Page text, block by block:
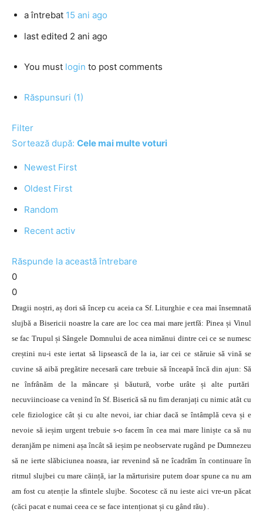
a întrebat 15 ani ago
last edited 2 ani ago
You must login to post comments
Răspunsuri (1)
Filter
Sortează după: Cele mai multe voturi
Newest First
Oldest First
Random
Recent activ
Răspunde la această întrebare
0
0
Dragii noștri, aș dori să încep cu aceia ca Sf. Liturghie e cea mai însemnată
slujbă a Bisericii noastre la care are loc cea mai mare jertfă: Pinea și Vinul
se fac Trupul și Sângele Domnului de acea nimănui dintre cei ce se numesc
creștini nu-i este iertat să lipsească de la ia, iar cei ce stăruie să vină se
cuvine să aibă pregătire necesară care trebuie să înceapă încă din ajun: Să
ne înfrânăm de la mâncare și băutură, vorbe urâte și alte purtări
necuviincioase ca venind în Sf. Biserică să nu fim deranjați cu nimic atât cu
cele fiziologice cât și cu alte nevoi, iar chiar dacă se întâmplă ceva și e
nevoie să ieșim urgent trebuie s-o facem în cea mai mare liniște ca să nu
deranjăm pe nimeni așa încât să ieșim pe neobservate rugând pe Dumnezeu
să ne ierte slăbiciunea noasra, iar revenind să ne îcadrăm în continuare în
ritmul slujbei cu mare căință, iar la mărturisire putem doar spune ca nu am
am fost cu atenție la sfintele slujbe. Socotesc că nu ieste aici vre-un păcat
(căci pacat e numai ceea ce se face intenționat și cu gând rău) .